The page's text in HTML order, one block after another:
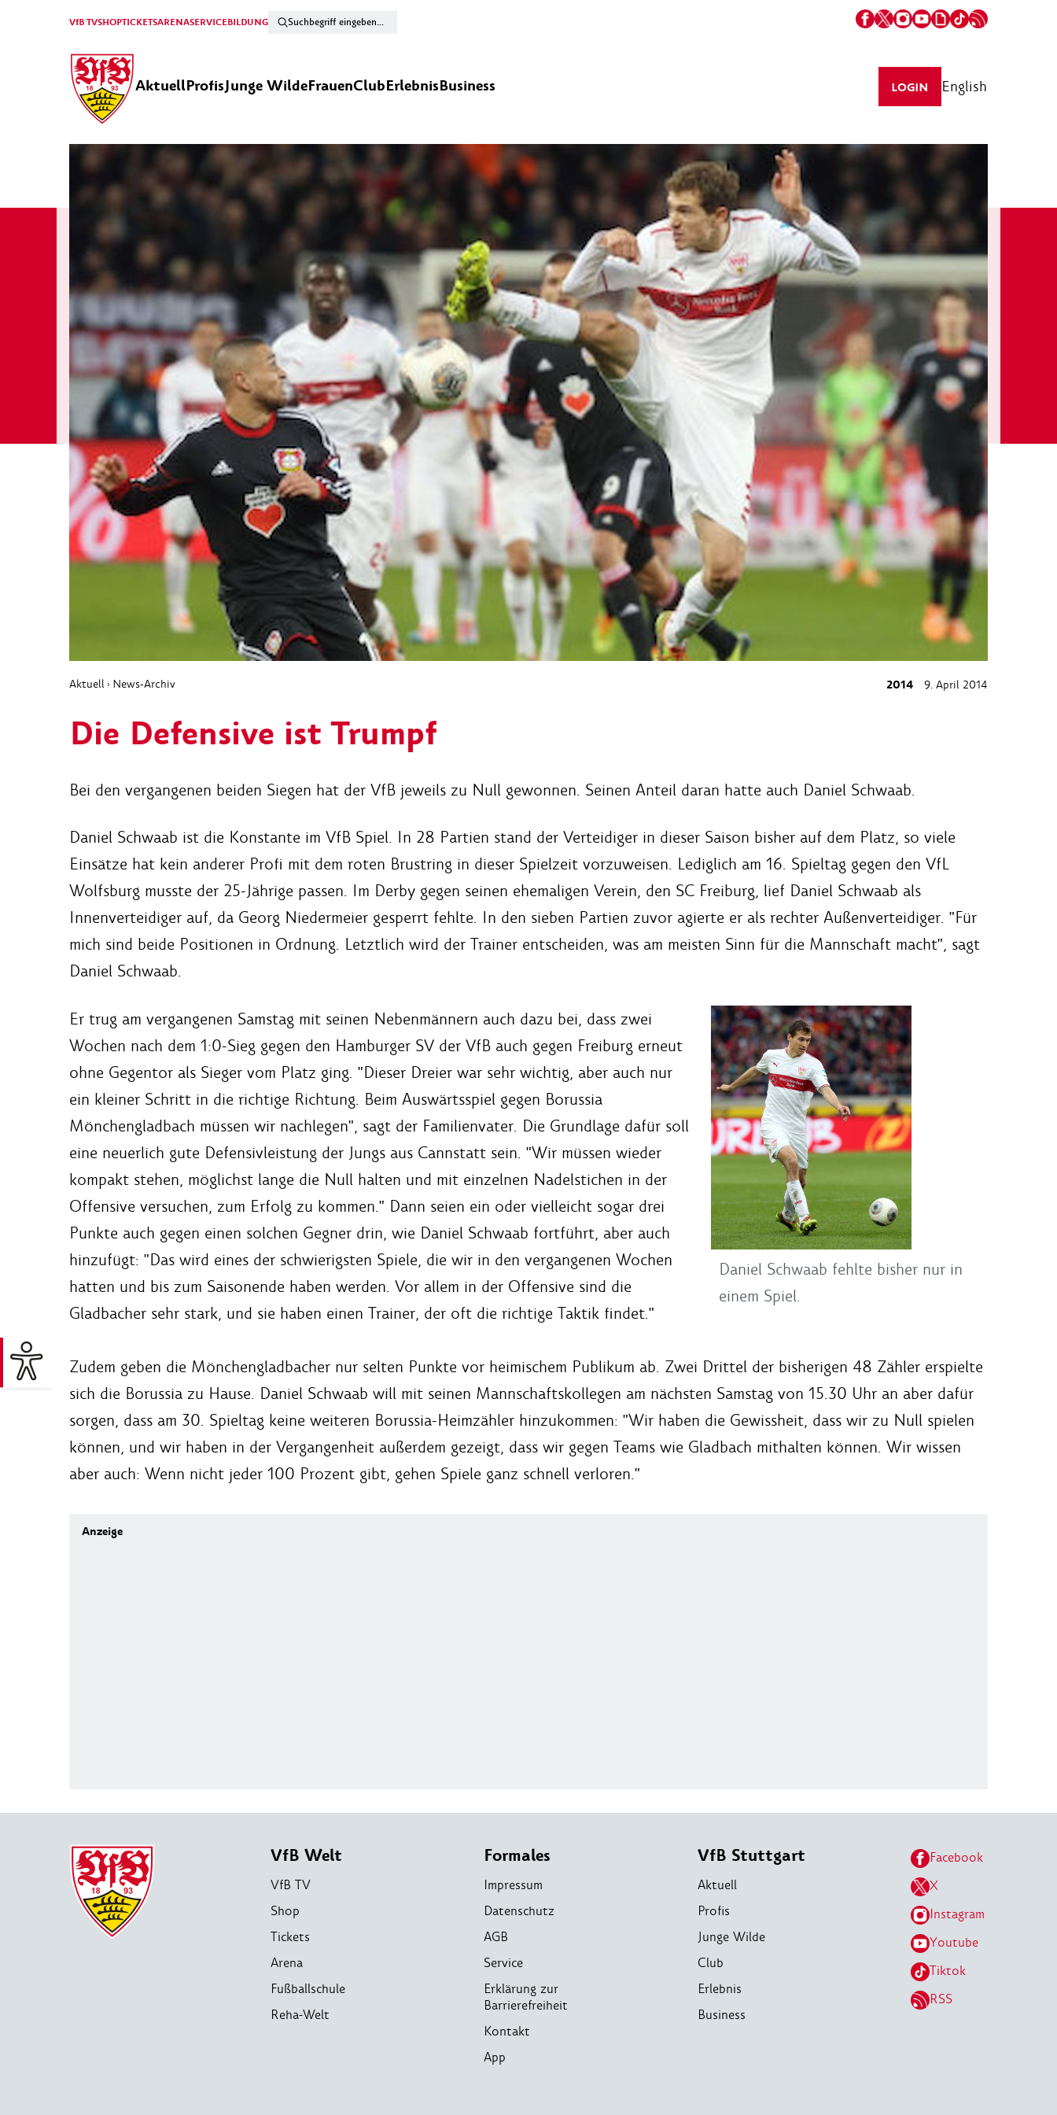
VfB TVSHOPTICKETSARENASERVICEBILDUNG
AktuellProfisJunge WildeFrauenClubErlebnisBusiness LOGIN English
Aktuell › News-Archiv 2014 9. April 2014
Die Defensive ist Trumpf
Bei den vergangenen beiden Siegen hat der VfB jeweils zu Null gewonnen. Seinen Anteil daran hatte auch Daniel Schwaab.
Daniel Schwaab ist die Konstante im VfB Spiel. In 28 Partien stand der Verteidiger in dieser Saison bisher auf dem Platz, so viele
Einsätze hat kein anderer Profi mit dem roten Brustring in dieser Spielzeit vorzuweisen. Lediglich am 16. Spieltag gegen den VfL
Wolfsburg musste der 25-Jährige passen. Im Derby gegen seinen ehemaligen Verein, den SC Freiburg, lief Daniel Schwaab als
Innenverteidiger auf, da Georg Niedermeier gesperrt fehlte. In den sieben Partien zuvor agierte er als rechter Außenverteidiger. "Für
mich sind beide Positionen in Ordnung. Letztlich wird der Trainer entscheiden, was am meisten Sinn für die Mannschaft macht", sagt
Daniel Schwaab.
Daniel Schwaab fehlte bisher nur in
einem Spiel.
Er trug am vergangenen Samstag mit seinen Nebenmännern auch dazu bei, dass zwei
Wochen nach dem 1:0-Sieg gegen den Hamburger SV der VfB auch gegen Freiburg erneut
ohne Gegentor als Sieger vom Platz ging. "Dieser Dreier war sehr wichtig, aber auch nur
ein kleiner Schritt in die richtige Richtung. Beim Auswärtsspiel gegen Borussia
Mönchengladbach müssen wir nachlegen", sagt der Familienvater. Die Grundlage dafür soll
eine neuerlich gute Defensivleistung der Jungs aus Cannstatt sein. "Wir müssen wieder
kompakt stehen, möglichst lange die Null halten und mit einzelnen Nadelstichen in der
Offensive versuchen, zum Erfolg zu kommen." Dann seien ein oder vielleicht sogar drei
Punkte auch gegen einen solchen Gegner drin, wie Daniel Schwaab fortführt, aber auch
hinzufügt: "Das wird eines der schwierigsten Spiele, die wir in den vergangenen Wochen
hatten und bis zum Saisonende haben werden. Vor allem in der Offensive sind die
Gladbacher sehr stark, und sie haben einen Trainer, der oft die richtige Taktik findet."
Zudem geben die Mönchengladbacher nur selten Punkte vor heimischem Publikum ab. Zwei Drittel der bisherigen 48 Zähler erspielte
sich die Borussia zu Hause. Daniel Schwaab will mit seinen Mannschaftskollegen am nächsten Samstag von 15.30 Uhr an aber dafür
sorgen, dass am 30. Spieltag keine weiteren Borussia-Heimzähler hinzukommen: "Wir haben die Gewissheit, dass wir zu Null spielen
können, und wir haben in der Vergangenheit außerdem gezeigt, dass wir gegen Teams wie Gladbach mithalten können. Wir wissen
aber auch: Wenn nicht jeder 100 Prozent gibt, gehen Spiele ganz schnell verloren."
VfB Welt
VfB TV
Shop
Tickets
Arena
Fußballschule
Reha-Welt
Formales
Impressum
Datenschutz
AGB
Service
Erklärung zur
Barrierefreiheit
Kontakt
App
VfB Stuttgart
Aktuell
Profis
Junge Wilde
Club
Erlebnis
Business
Facebook
X
Instagram
Youtube
Tiktok
RSS